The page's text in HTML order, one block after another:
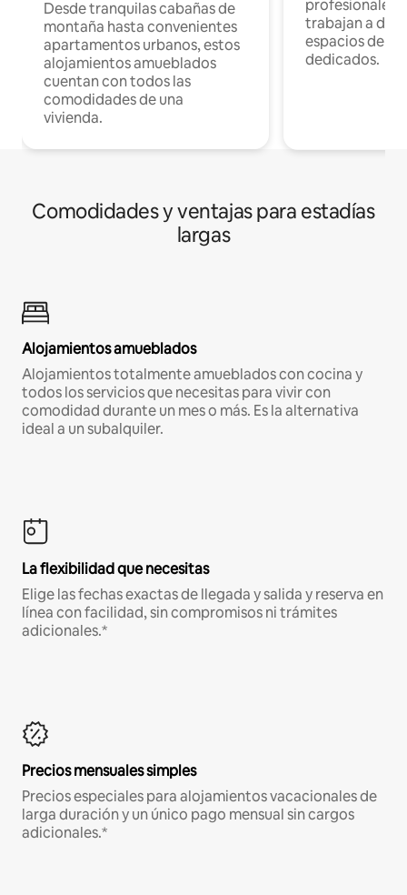
Desde tranquilas cabañas de
montaña hasta convenientes
apartamentos urbanos, estos
alojamientos amueblados
cuentan con todos las
comodidades de una
vivienda.
profesionales
trabajan a
espacios de
dedicados.
Comodidades y ventajas para estadías
largas
Alojamientos amueblados
Alojamientos totalmente amueblados con cocina y
todos los servicios que necesitas para vivir con
comodidad durante un mes o más. Es la alternativa
ideal a un subalquiler.
La flexibilidad que necesitas
Elige las fechas exactas de llegada y salida y reserva en
línea con facilidad, sin compromisos ni trámites
adicionales.*
Precios mensuales simples
Precios especiales para alojamientos vacacionales de
larga duración y un único pago mensual sin cargos
adicionales.*